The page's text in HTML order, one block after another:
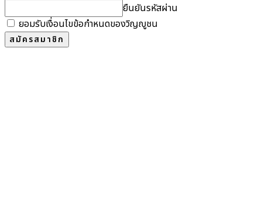
ยืนยันรหัสผ่าน
ยอมรับเงื่อนไขข้อกำหนดของวิญญูชน